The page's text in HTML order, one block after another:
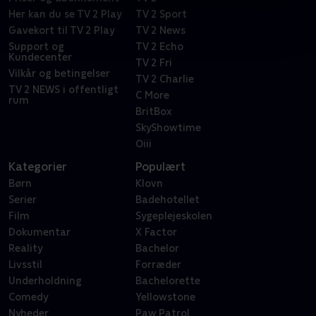
Her kan du se TV 2 Play
Gavekort til TV 2 Play
Support og
Kundecenter
Vilkår og betingelser
TV 2 NEWS i offentligt
rum
TV 2 Sport
TV 2 News
TV 2 Echo
TV 2 Fri
TV 2 Charlie
C More
BritBox
SkyShowtime
Oiii
Kategorier
Børn
Serier
Film
Dokumentar
Reality
Livsstil
Underholdning
Comedy
Nyheder
Populært
Klovn
Badehotellet
Sygeplejeskolen
X Factor
Bachelor
Forræder
Bachelorette
Yellowstone
Paw Patrol